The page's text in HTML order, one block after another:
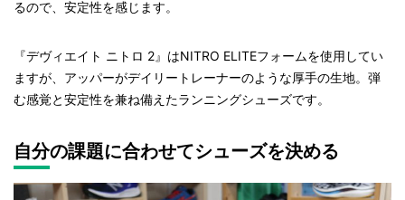
るので、安定性を感じます。
『デヴィエイト ニトロ 2』はNITRO ELITEフォームを使用してい
ますが、アッパーがデイリートレーナーのような厚手の生地。弾
む感覚と安定性を兼ね備えたランニングシューズです。
自分の課題に合わせてシューズを決める